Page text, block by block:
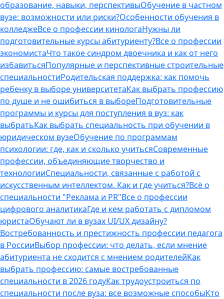
образование, навыки, перспективыОбучение в частном
вузе: возможности или риски?Особенности обучения в
колледжеВсе о профессии кинологаНужны ли
подготовительные курсы абитуриенту?Все о профессии
экономистаЧто такое синдром двоечника и как от него
избавитьсяПопулярные и перспективные строительные
специальностиРодительская поддержка: как помочь
ребенку в выборе университетаКак выбрать профессию
по душе и не ошибиться в выбореПодготовительные
программы и курсы для поступления в вуз: как
выбратьКак выбрать специальность при обучении в
юридическом вузеОбучение по программам
психологии: где, как и сколько учитьсяСовременные
профессии, объединяющие творчество и
технологииСпециальности, связанные с работой с
искусственным интеллектом. Как и где учиться?Всё о
специальности "Реклама и PR"Все о профессии
цифрового аналитикаГде и кем работать с дипломом
юристаОбучают ли в вузах UI/UX дизайну?
Востребованность и престижность профессии педагога
в РоссииВыбор профессии: что делать, если мнение
абитуриента не сходится с мнением родителейКак
выбрать профессию: самые востребованные
специальности в 2026 годуКак трудоустроиться по
специальности после вуза: все возможные способыКто